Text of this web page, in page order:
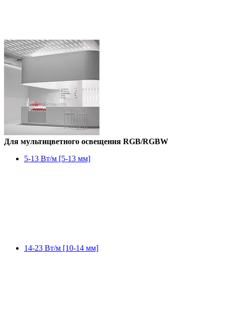
Для мультицветного освещения RGB/RGBW
5-13 Вт/м [5-13 мм]
14-23 Вт/м [10-14 мм]